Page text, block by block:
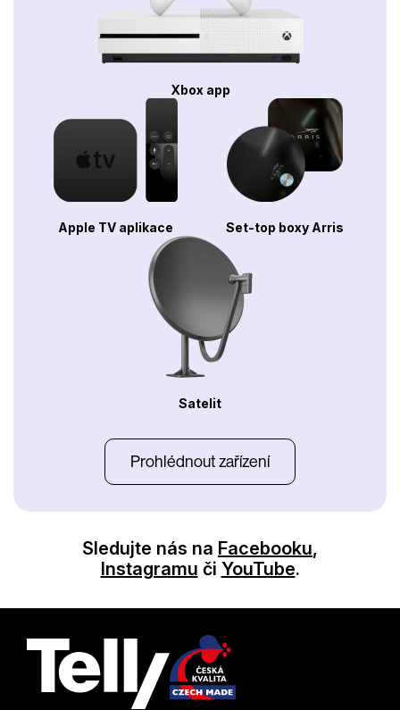
Xbox app
Apple TV aplikace Set-top boxy Arris
Satelit
Prohlédnout zařízení
Sledujte nás na Facebooku,
Instagramu či YouTube.